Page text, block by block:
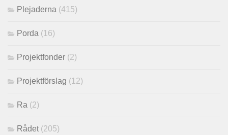
Plejaderna (415)
Porda (16)
Projektfonder (2)
Projektförslag (12)
Ra (2)
Rådet (205)